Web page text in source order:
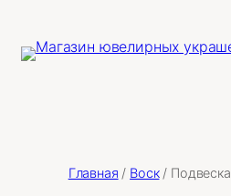
Главная / Воск/ Подвеска